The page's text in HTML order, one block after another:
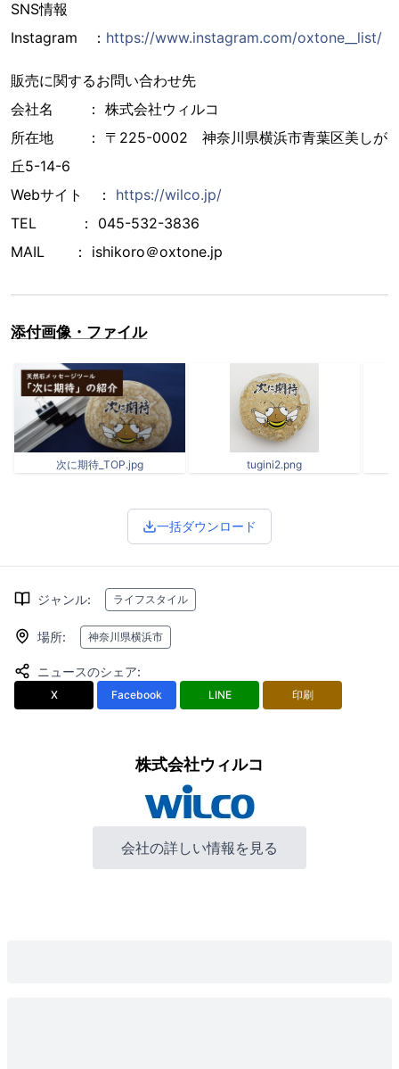
SNS情報
Instagram ： https://www.instagram.com/oxtone__list/
販売に関するお問い合わせ先
会社名 ： 株式会社ウィルコ
所在地 ： 〒225-0002 神奈川県横浜市青葉区美しが
丘5-14-6
Webサイト ： https://wilco.jp/
TEL ： 045-532-3836
MAIL ： ishikoro＠oxtone.jp
添付画像・ファイル
次に期待_TOP.jpg tugini2.png
一括ダウンロード
ジャンル: ライフスタイル
場所: 神奈川県横浜市
ニュースのシェア:
X Facebook LINE 印刷
株式会社ウィルコ
会社の詳しい情報を見る